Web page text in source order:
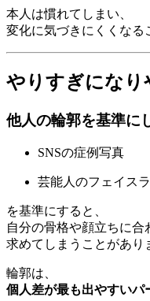
本人は慣れてしまい、
変化に気づきにくくなる
やりすぎにな
他人の輪郭を基準に
SNSの症例写真
芸能人のフェイス
を基準にすると、
自分の骨格や顔立ちに合
求めてしまうことがあり
輪郭は、
個人差が最も出やすいパ